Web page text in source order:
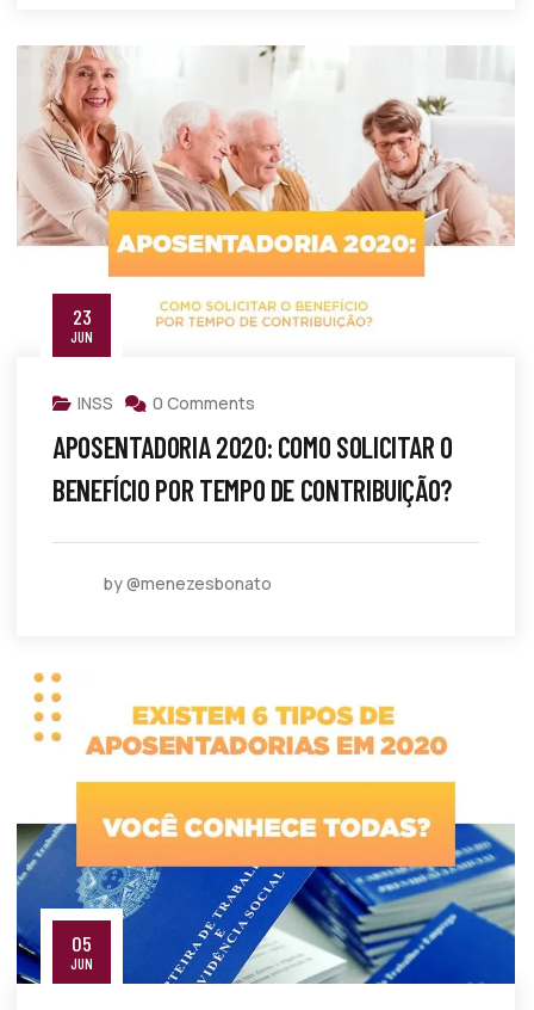
23
JUN
INSS 0 Comments
APOSENTADORIA 2020: COMO SOLICITAR O
BENEFÍCIO POR TEMPO DE CONTRIBUIÇÃO?
by @menezesbonato
05
JUN